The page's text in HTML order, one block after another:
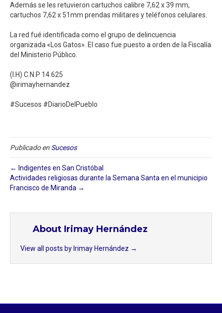
Además se les retuvieron cartuchos calibre 7,62 x 39 mm,
cartuchos 7,62 x 51mm prendas militares y teléfonos celulares. ⁣
La red fué identificada como el grupo de delincuencia
organizada «Los Gatos». El caso fue puesto a orden de la Fiscalía
del Ministerio Público.⁣
(I.H) C.N.P 14.625⁣
@irimayhernandez⁣
#Sucesos #DiarioDelPueblo⁣
Publicado en Sucesos
← Indigentes en San Cristóbal
Actividades religiosas durante la Semana Santa en el municipio
Francisco de Miranda →
About Irimay Hernández
View all posts by Irimay Hernández →